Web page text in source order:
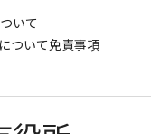
いて
ついて免責事項